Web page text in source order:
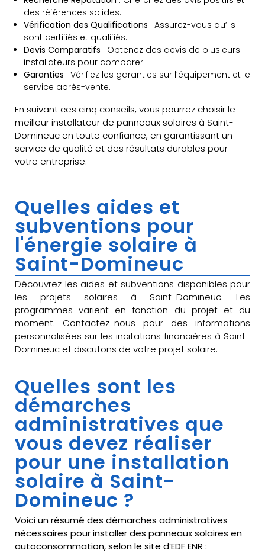
des références solides.
Vérification des Qualifications : Assurez-vous qu’ils
sont certifiés et qualifiés.
Devis Comparatifs : Obtenez des devis de plusieurs
installateurs pour comparer.
Garanties : Vérifiez les garanties sur l’équipement et le
service après-vente.
En suivant ces cinq conseils, vous pourrez choisir le
meilleur installateur de panneaux solaires à Saint-
Domineuc en toute confiance, en garantissant un
service de qualité et des résultats durables pour
votre entreprise.
Quelles aides et
subventions pour
l'énergie solaire à
Saint-Domineuc
Découvrez les aides et subventions disponibles pour
les projets solaires à Saint-Domineuc. Les
programmes varient en fonction du projet et du
moment. Contactez-nous pour des informations
personnalisées sur les incitations financières à Saint-
Domineuc et discutons de votre projet solaire.
Quelles sont les
démarches
administratives que
vous devez réaliser
pour une installation
solaire à Saint-
Domineuc ?
Voici un résumé des démarches administratives
nécessaires pour installer des panneaux solaires en
autoconsommation, selon le site d’EDF ENR :